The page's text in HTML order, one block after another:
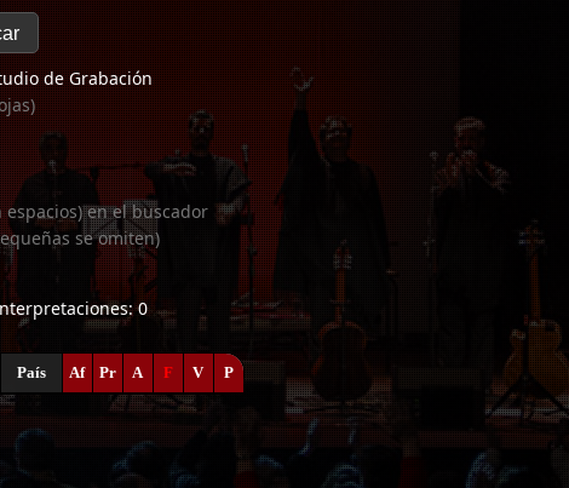
de Grabación
en el buscador
se omiten)
0
País Af Pr A F V P